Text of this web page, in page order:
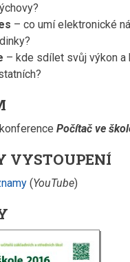
– co umí elektronické
– kde sdílet svůj výkon
Počítač ve
VYSTOUPENÍ
(YouTube)